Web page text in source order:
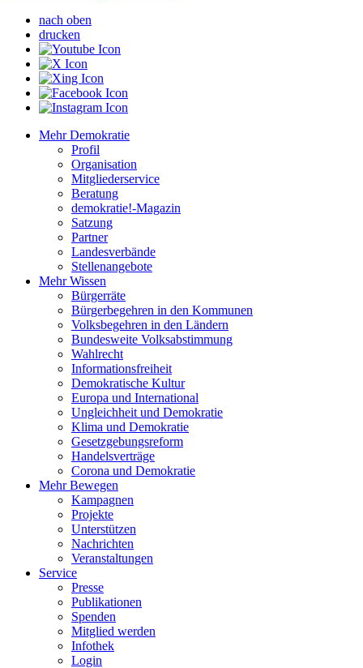
nach oben
drucken
Mehr Demokratie
Profil
Organisation
Mitgliederservice
Beratung
demokratie!-Magazin
Satzung
Partner
Landesverbände
Stellenangebote
Mehr Wissen
Bürgerräte
Bürgerbegehren in den Kommunen
Volksbegehren in den Ländern
Bundesweite Volksabstimmung
Wahlrecht
Informationsfreiheit
Demokratische Kultur
Europa und International
Ungleichheit und Demokratie
Klima und Demokratie
Gesetzgebungsreform
Handelsverträge
Corona und Demokratie
Mehr Bewegen
Kampagnen
Projekte
Unterstützen
Nachrichten
Veranstaltungen
Service
Presse
Publikationen
Spenden
Mitglied werden
Infothek
Login